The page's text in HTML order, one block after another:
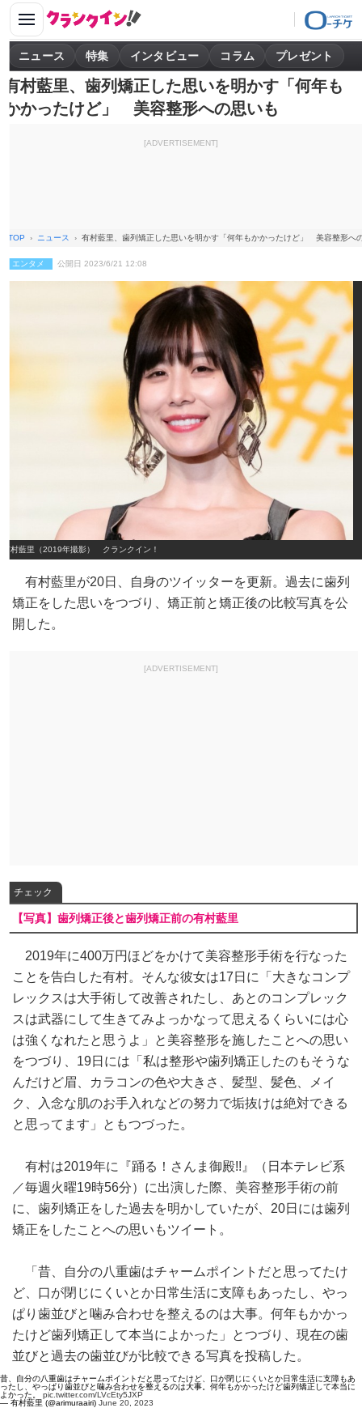
ニュース 特集 インタビュー コラム プレゼント
有村藍里、歯列矯正した思いを明かす「何年も
かかったけど」 美容整形への思いも
[ADVERTISEMENT]
TOP ニュース 有村藍里、歯列矯正した思いを明かす「何年もかかったけど」 美容整形へ
エンタメ 公開日 2023/6/21 12:08
有村藍里（2019年撮影） クランクイン！
有村藍里が20日、自身のツイッターを更新。過去に歯列
矯正をした思いをつづり、矯正前と矯正後の比較写真を公
開した。
[ADVERTISEMENT]
チェック
【写真】歯列矯正後と歯列矯正前の有村藍里
2019年に400万円ほどをかけて美容整形手術を行なった
ことを告白した有村。そんな彼女は17日に「大きなコンプ
レックスは大手術して改善されたし、あとのコンプレック
スは武器にして生きてみよっかなって思えるくらいには心
は強くなれたと思うよ」と美容整形を施したことへの思い
をつづり、19日には「私は整形や歯列矯正したのもそうな
んだけど眉、カラコンの色や大きさ、髪型、髪色、メイ
ク、入念な肌のお手入れなどの努力で垢抜けは絶対できる
と思ってます」ともつづった。
有村は2019年に『踊る！さんま御殿!!』（日本テレビ系
／毎週火曜19時56分）に出演した際、美容整形手術の前
に、歯列矯正をした過去を明かしていたが、20日には歯列
矯正をしたことへの思いもツイート。
「昔、自分の八重歯はチャームポイントだと思ってたけ
ど、口が閉じにくいとか日常生活に支障もあったし、やっ
ぱり歯並びと噛み合わせを整えるのは大事。何年もかかっ
たけど歯列矯正して本当によかった」とつづり、現在の歯
並びと過去の歯並びが比較できる写真を投稿した。
昔、自分の八重歯はチャームポイントだと思ってたけど、口が閉じにくいとか日常生活に支障もあ
ったし、やっぱり歯並びと噛み合わせを整えるのは大事。何年もかかったけど歯列矯正して本当に
よかった。 pic.twitter.com/LVcEty5JXP
— 有村藍里 (@arimuraairi) June 20, 2023